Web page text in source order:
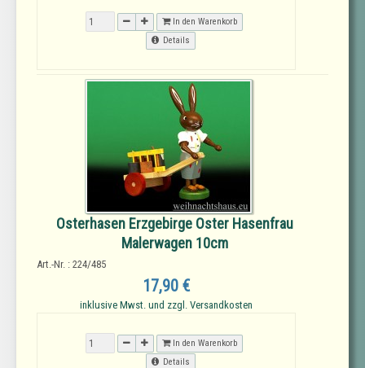
In den Warenkorb
Details
Osterhasen Erzgebirge Oster Hasenfrau
Malerwagen 10cm
Art.-Nr. : 224/485
17,90 €
inklusive Mwst. und zzgl. Versandkosten
In den Warenkorb
Details